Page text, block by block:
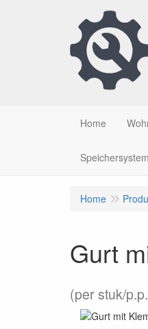
Home
Home
Gurt
(per stuk/